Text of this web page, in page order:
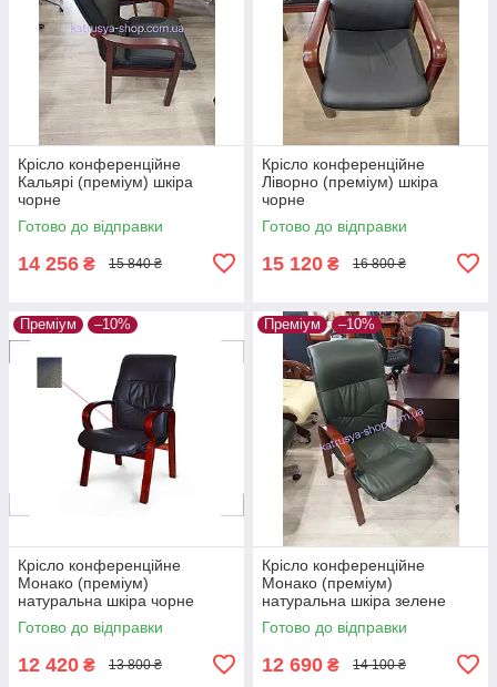
Крісло конференційне
Кальярі (преміум) шкіра
чорне
Готово до відправки
14 256 ₴ 15 840 ₴
Крісло конференційне
Ліворно (преміум) шкіра
чорне
Готово до відправки
15 120 ₴ 16 800 ₴
Преміум –10%
Крісло конференційне
Монако (преміум)
натуральна шкіра чорне
Готово до відправки
12 420 ₴ 13 800 ₴
Преміум –10%
Крісло конференційне
Монако (преміум)
натуральна шкіра зелене
Готово до відправки
12 690 ₴ 14 100 ₴